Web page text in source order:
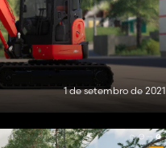
1 de setembro de 2021